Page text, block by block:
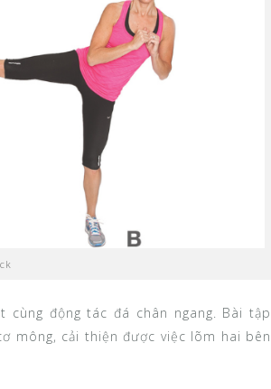
động tác đá chân ngang. Bài tập
mông, cải thiện được việc lõm hai bên